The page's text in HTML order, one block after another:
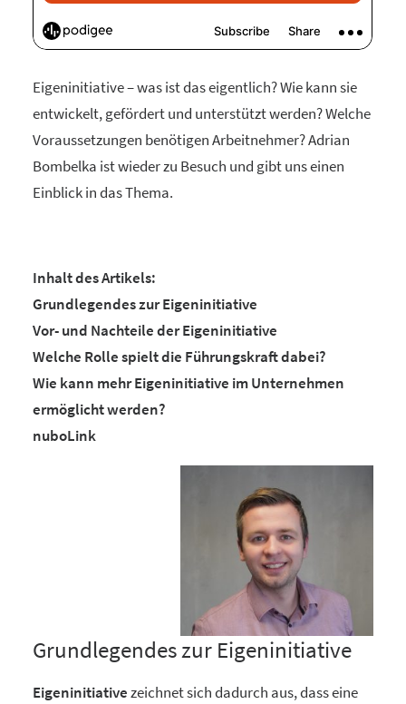
Eigeninitiative – was ist das eigentlich? Wie kann sie
entwickelt, gefördert und unterstützt werden? Welche
Voraussetzungen benötigen Arbeitnehmer? Adrian
Bombelka ist wieder zu Besuch und gibt uns einen
Einblick in das Thema.
Inhalt des Artikels:
Grundlegendes zur Eigeninitiative
Vor- und Nachteile der Eigeninitiative
Welche Rolle spielt die Führungskraft dabei?
Wie kann mehr Eigeninitiative im Unternehmen
ermöglicht werden?
nuboLink
Grundlegendes zur Eigeninitiative
Eigeninitiativezeichnet sich dadurch aus, dass eine